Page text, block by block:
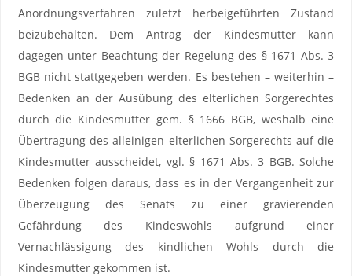
Anordnungsverfahren zuletzt herbeigeführten Zustand
beizubehalten. Dem Antrag der Kindesmutter kann
dagegen unter Beachtung der Regelung des § 1671 Abs. 3
BGB nicht stattgegeben werden. Es bestehen – weiterhin –
Bedenken an der Ausübung des elterlichen Sorgerechtes
durch die Kindesmutter gem. § 1666 BGB, weshalb eine
Übertragung des alleinigen elterlichen Sorgerechts auf die
Kindesmutter ausscheidet, vgl. § 1671 Abs. 3 BGB. Solche
Bedenken folgen daraus, dass es in der Vergangenheit zur
Überzeugung des Senats zu einer gravierenden
Gefährdung des Kindeswohls aufgrund einer
Vernachlässigung des kindlichen Wohls durch die
Kindesmutter gekommen ist.